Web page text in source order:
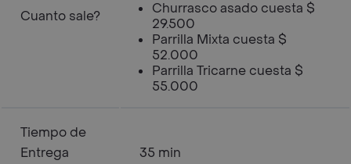
Cuanto sale?
Churrasco asado cuesta $
29.500
Parrilla Mixta cuesta $
52.000
Parrilla Tricarne cuesta $
55.000
Tiempo de
Entrega
35 min